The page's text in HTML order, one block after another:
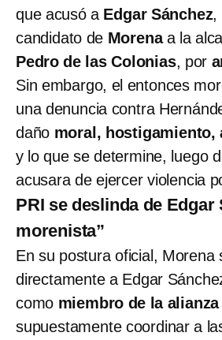
que acusó a Edgar Sánchez,
candidato de Morenaa la
Pedro de las Colonias, por
Sin embargo, el entonces
una denuncia contra
daño moral, hostigamiento,
y lo que se determine, luego
acusara de ejercer violencia
PRI se deslinda de Edgar
morenista”
En su postura oficial, Morena
directamente a Edgar
como miembro de la alianza
supuestamente coordinar a